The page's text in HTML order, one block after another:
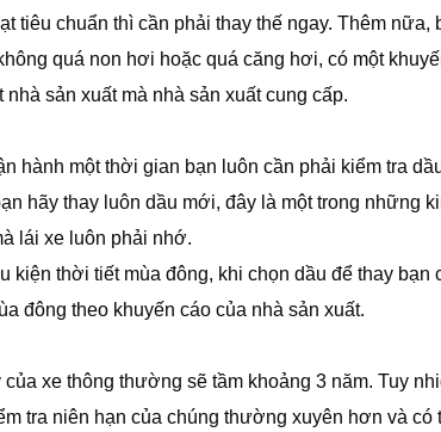
tiêu chuẩn thì cần phải thay thế ngay. Thêm nữa,
quá non hơi hoặc quá căng hơi, có một
sản xuất mà nhà sản xuất cung cấp.
hành một thời gian bạn luôn cần phải kiểm tra
hãy thay luôn dầu mới, đây là một trong những
lái xe luôn phải nhớ.
kiện thời tiết mùa đông, khi chọn dầu để thay bạn
đông theo khuyến cáo của nhà sản xuất.
xe thông thường sẽ tầm khoảng 3 năm. Tuy
tra niên hạn của chúng thường xuyên hơn và có